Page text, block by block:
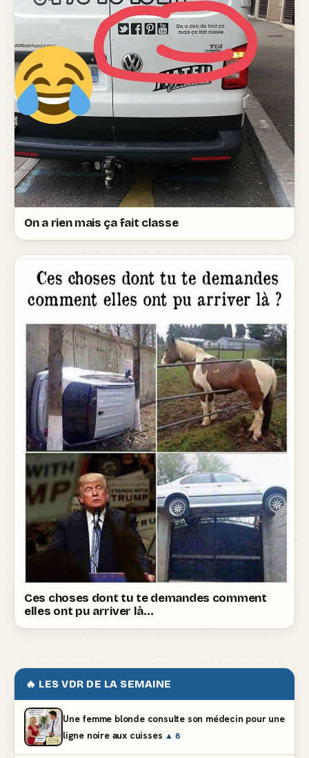
On a rien mais ça fait classe
Ces choses dont tu te demandes comment
elles ont pu arriver là…
🔥 LES VDR DE LA SEMAINE
Une femme blonde consulte son médecin pour une
ligne noire aux cuisses ▲ 8